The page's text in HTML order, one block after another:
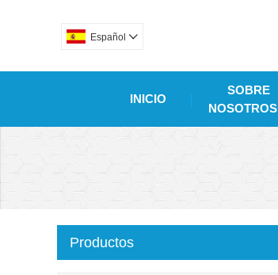
Español 
INICIO
SOBRE
NOSOTROS
Productos